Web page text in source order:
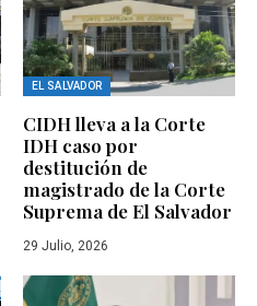
EL SALVADOR
CIDH lleva a la Corte
IDH caso por
destitución de
magistrado de la Corte
Suprema de El Salvador
29 Julio, 2026